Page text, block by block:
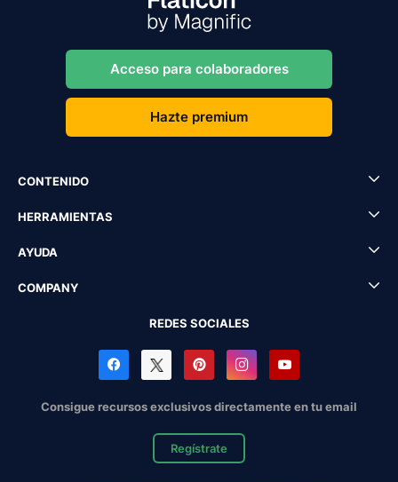
Acceso para colaboradores
Hazte premium
CONTENIDO
HERRAMIENTAS
AYUDA
COMPANY
REDES SOCIALES
Consigue recursos exclusivos directamente en tu email
Regístrate